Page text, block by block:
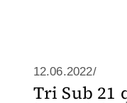
12.06.2022/
Tri Sub 21